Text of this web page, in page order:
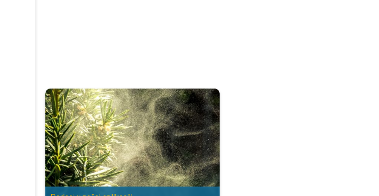
Koncentracija polena biljaka u vazduhu. Podaci u našoj aplikaciji. . .